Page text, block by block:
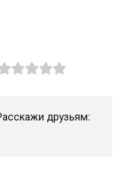
друзьям: